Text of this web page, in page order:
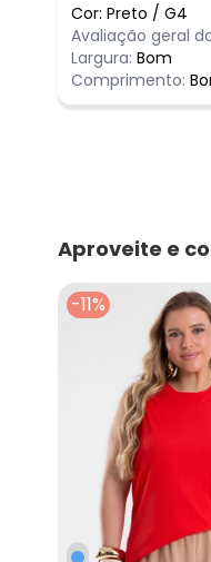
Cor: Preto / G4
Avaliação geral
Largura: Bom
Comprimento:
Aproveite e
-11%